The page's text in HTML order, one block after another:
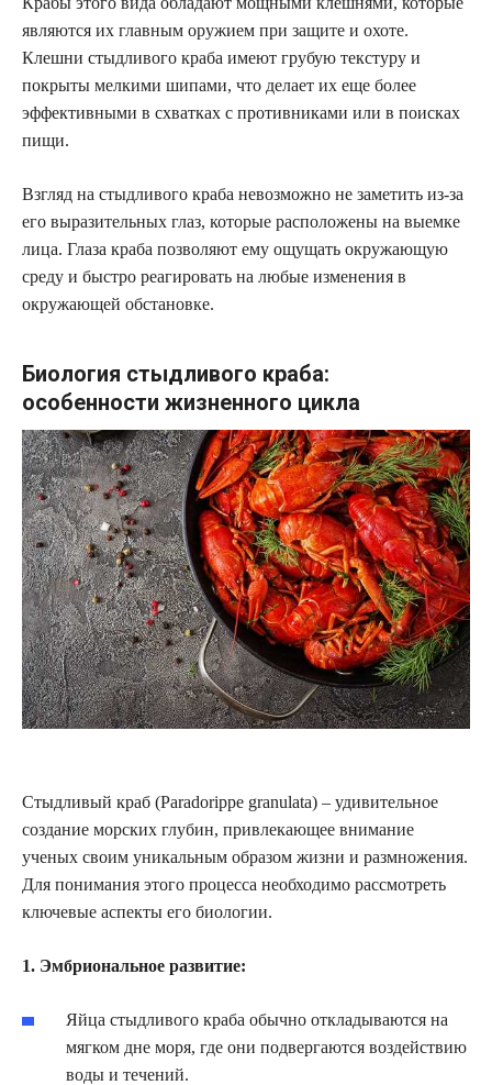
являются их главным оружием при защите и охоте.
Клешни стыдливого краба имеют грубую текстуру и
покрыты мелкими шипами, что делает их еще более
эффективными в схватках с противниками или в поисках
пищи.
Взгляд на стыдливого краба невозможно не заметить из-за
его выразительных глаз, которые расположены на выемке
лица. Глаза краба позволяют ему ощущать окружающую
среду и быстро реагировать на любые изменения в
окружающей обстановке.
Биология стыдливого краба:
особенности жизненного цикла
Стыдливый краб (Paradorippe granulata) – удивительное
создание морских глубин, привлекающее внимание
ученых своим уникальным образом жизни и размножения.
Для понимания этого процесса необходимо рассмотреть
ключевые аспекты его биологии.
1. Эмбриональное развитие:
Яйца стыдливого краба обычно откладываются на
мягком дне моря, где они подвергаются воздействию
воды и течений.